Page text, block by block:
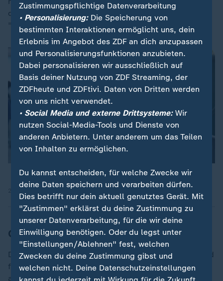
demokratische Präsidentschaftskandidatin als
"Teufelin", "Antichristin" und indirekt als Prostituierte.
Dieses Video existiert nicht (mehr).
Grafik des Tages
Die Donau ist der längste Fluss, der durch Deutschland
fließt - gemessen an seiner Gesamtlänge. Gemessen
an der Fließlänge in Deutschland hat jedoch der Rhein
Zustimmungspflichtige Datenverarbeitung
• Personalisierung:Die Speicherung von
bestimmten Interaktionen ermöglicht uns, dein
Erlebnis im Angebot des ZDF an dich anzupassen
und Personalisierungsfunktionen anzubieten.
Dabei personalisieren wir ausschließlich auf
Basis deiner Nutzung von ZDF Streaming, der
ZDFheute und ZDFtivi. Daten von Dritten werden
von uns nicht verwendet.
• Social Media und externe Drittsysteme:Wir
nutzen Social-Media-Tools und Dienste von
anderen Anbietern. Unter anderem um das Teilen
von Inhalten zu ermöglichen.
Du kannst entscheiden, für welche Zwecke wir
deine Daten speichern und verarbeiten dürfen.
Dies betrifft nur dein aktuell genutztes Gerät. Mit
"Zustimmen" erklärst du deine Zustimmung zu
unserer Datenverarbeitung, für die wir deine
Einwilligung benötigen. Oder du legst unter
"Einstellungen/Ablehnen" fest, welchen
Zwecken du deine Zustimmung gibst und
welchen nicht. Deine Datenschutzeinstellungen